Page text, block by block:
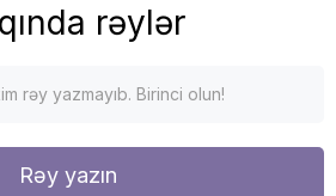
rəylər
rəy yazmayıb. Birinci olun!
Rəy yazın